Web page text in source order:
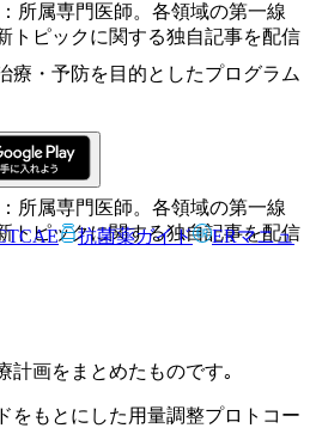
療・予防を目的としたプログラム
抗菌薬ガイド
ERマニュ
所属専門医師。各領域の第一線
トピックに関する独自記事を配信
所属専門医師。各領域の第一線
トピックに関する独自記事を配信
計画をまとめたものです｡
をもとにした用量調整プロトコー